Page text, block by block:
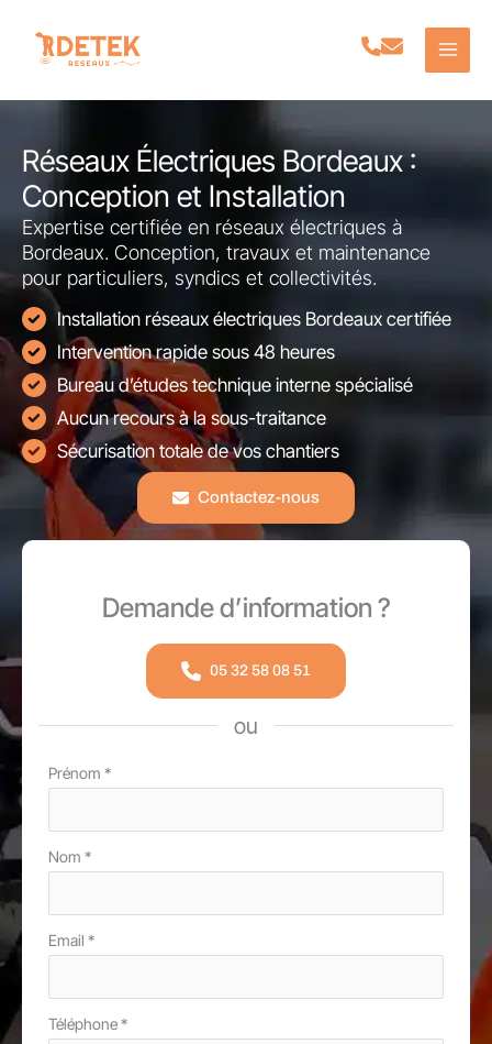
contenu
Réseaux Électriques Bordeaux :
Conception et Installation
Expertise certifiée en réseaux électriques à
Bordeaux. Conception, travaux et maintenance
pour particuliers, syndics et collectivités.
Installation réseaux électriques Bordeaux certifiée
Intervention rapide sous 48 heures
Bureau d’études technique interne spécialisé
Aucun recours à la sous-traitance
Sécurisation totale de vos chantiers
Contactez-nous
Demande d’information ?
05 32 58 08 51
ou
Formulaire
avec
téléphone
Prénom *
Nom *
Email *
Téléphone*